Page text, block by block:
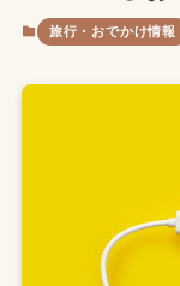
旅行・おでかけ情報